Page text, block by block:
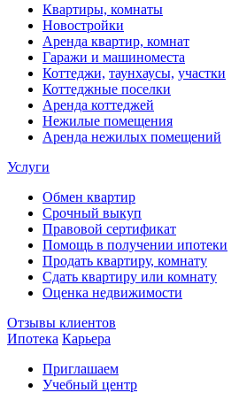
Квартиры, комнаты
Новостройки
Аренда квартир, комнат
Гаражи и машиноместа
Коттеджи, таунхаусы, участки
Коттеджные поселки
Аренда коттеджей
Нежилые помещения
Аренда нежилых помещений
Услуги
Обмен квартир
Срочный выкуп
Правовой сертификат
Помощь в получении ипотеки
Продать квартиру, комнату
Сдать квартиру или комнату
Оценка недвижимости
Отзывы клиентов
Ипотека Карьера
Приглашаем
Учебный центр